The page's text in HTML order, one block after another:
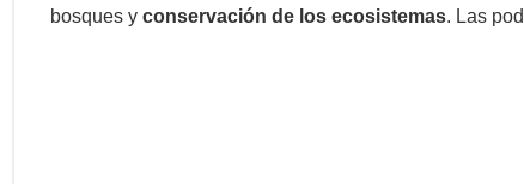
bosques y conservación de los ecosistemas. Las